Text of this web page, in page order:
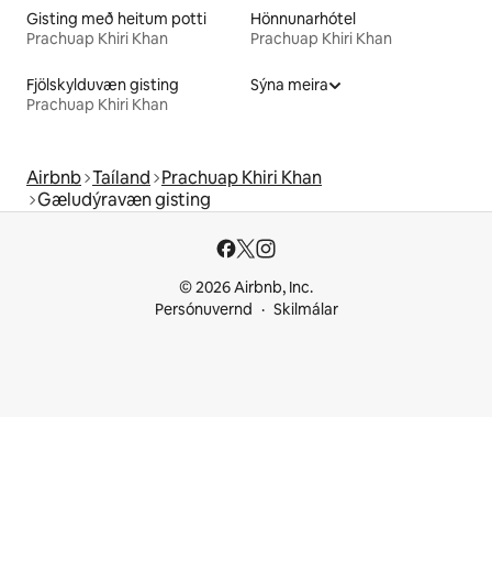
Gisting með heitum potti
Prachuap Khiri Khan
Hönnunarhótel
Prachuap Khiri Khan
Fjölskylduvæn gisting
Prachuap Khiri Khan
Sýna meira
Airbnb Taíland Prachuap Khiri Khan
Gæludýravæn gisting
© 2026 Airbnb, Inc.
Persónuvernd
Skilmálar